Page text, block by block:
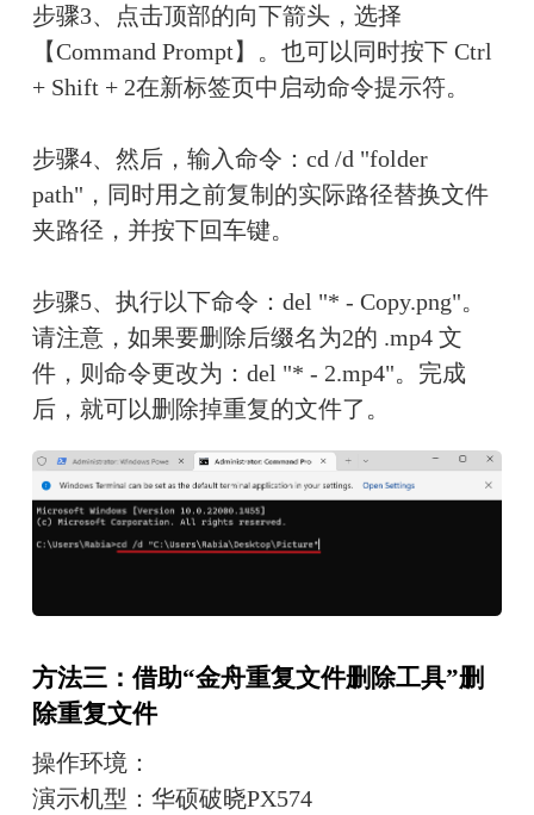
步骤3、点击顶部的向下箭头，选择
【Command Prompt】。也可以同时按下 Ctrl
+ Shift + 2在新标签页中启动命令提示符。
步骤4、然后，输入命令：cd /d "folder
path"，同时用之前复制的实际路径替换文件
夹路径，并按下回车键。
步骤5、执行以下命令：del "* - Copy.png"。
请注意，如果要删除后缀名为2的 .mp4 文
件，则命令更改为：del "* - 2.mp4"。完成
后，就可以删除掉重复的文件了。
方法三：借助“金舟重复文件删除工具”删
除重复文件
操作环境：
演示机型：华硕破晓PX574